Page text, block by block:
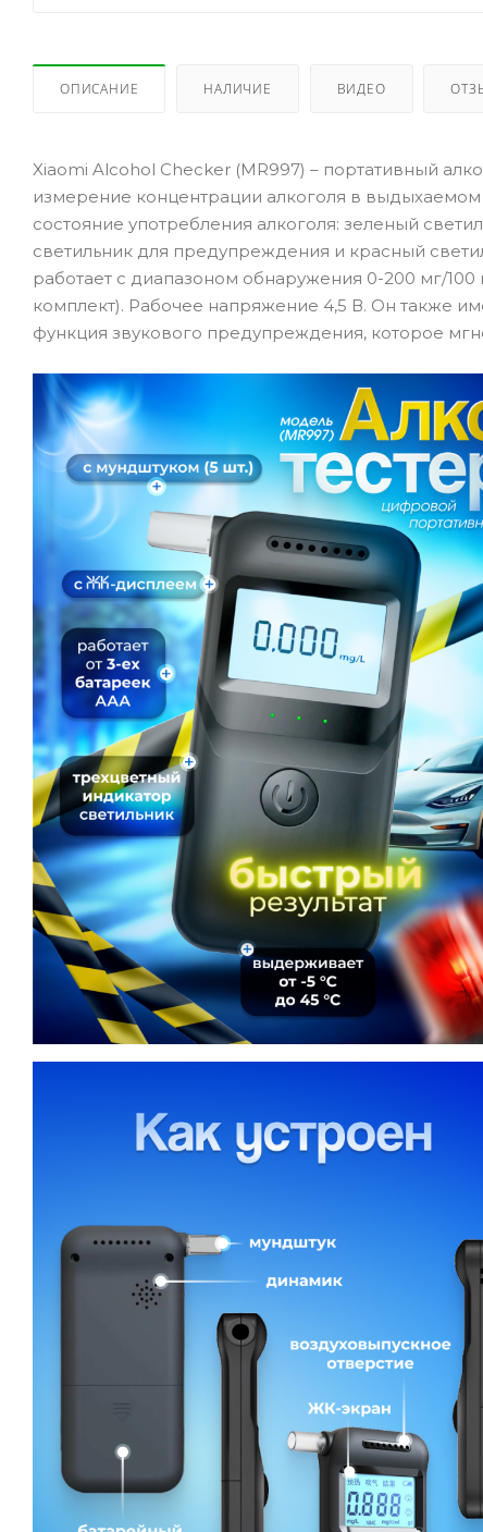
ОПИСАНИЕ НАЛИЧИЕ ВИДЕО
Xiaomi Alcohol Checker (MR997) – портативный
измерение концентрации алкоголя в
состояние употребления алкоголя: зеленый
светильник для предупреждения и красный
работает с диапазоном обнаружения 0-200 мг/100
комплект). Рабочее напряжение 4,5 В. Он также
функция звукового предупреждения, которое